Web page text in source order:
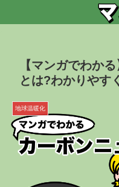
【マンガでわか
とは?わかりやす
地球温暖化